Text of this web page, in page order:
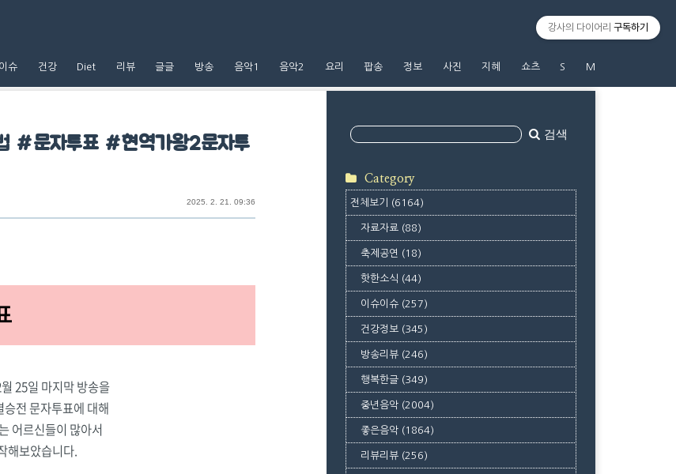
이슈 건강 Diet 리뷰 글글 방송 음악1 음악2 요리 팝송 정보 사진 지혜 쇼츠 S M
#문자투표 #현역가왕2문자투
2025. 2. 21. 09:36
25일 마지막 방송을
전 문자투표에 대해
어르신들이 많아서
해보았습니다.
검색
Category
전체보기 (6164)
자료자료 (88)
축제공연 (18)
핫한소식 (44)
이슈이슈 (257)
건강정보 (345)
방송리뷰 (246)
행복한글 (349)
중년음악 (2004)
좋은음악 (1864)
리뷰리뷰 (256)
강사의 다이어리 구독하기